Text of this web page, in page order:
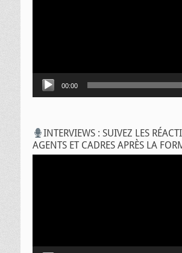
00:00
INTERVIEWS : SUIVEZ LES
AGENTS ET CADRES APRÈS LA